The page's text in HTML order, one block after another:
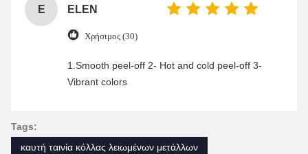
E ELEN
Χρήσιμος (30)
1.Smooth peel-off 2- Hot and cold peel-off 3-
Vibrant colors
Tags:
καυτή ταινία κόλλας λειωμένων μετάλλων